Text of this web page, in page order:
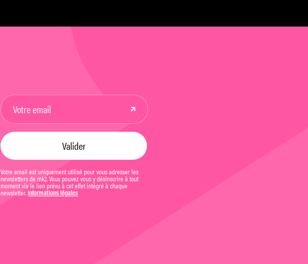
Votre email est uniquement utilisé pour vous adresser les
newsletters de mk2. Vous pouvez vous y désinscrire à tout
moment via le lien prévu à cet effet intégré à chaque
newsletter. Informations légales